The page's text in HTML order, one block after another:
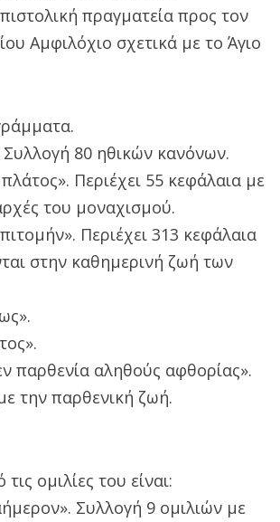
πραγματεία προς τον
Αμφιλόχιο σχετικά με το Άγιο
Συλλογή 80 ηθικών κανόνων.
Περιέχει 55 κεφάλαια με
του μοναχισμού.
Περιέχει 313 κεφάλαια
στην καθημερινή ζωή των
παρθενία αληθούς αφθορίας».
την παρθενική ζωή.
ομιλίες του είναι:
Συλλογή 9 ομιλιών με